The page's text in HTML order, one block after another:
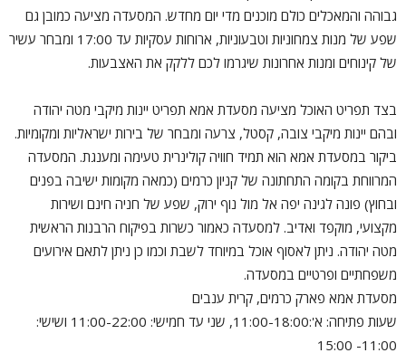
גבוהה והמאכלים כולם מוכנים מדי יום מחדש. המסעדה מציעה כמובן גם
שפע של מנות צמחוניות וטבעוניות, ארוחות עסקיות עד 17:00 ומבחר עשיר
של קינוחים ומנות אחרונות שיגרמו לכם ללקק את האצבעות.
בצד תפריט האוכל מציעה מסעדת אמא תפריט יינות מיקבי מטה יהודה
ובהם יינות מיקבי צובה, קסטל, צרעה ומבחר של בירות ישראליות ומקומיות.
ביקור במסעדת אמא הוא תמיד חוויה קולינרית טעימה ומענגת. המסעדה
המרווחת בקומה התחתונה של קניון כרמים (כמאה מקומות ישיבה בפנים
ובחוץ) פונה לגינה יפה אל מול נוף ירוק, שפע של חניה חינם ושירות
מקצועי, מוקפד ואדיב. למסעדה כאמור כשרות בפיקוח הרבנות הראשית
מטה יהודה. ניתן לאסוף אוכל במיוחד לשבת וכמו כן ניתן לתאם אירועים
משפחתיים ופרטיים במסעדה.
מסעדת אמא פארק כרמים, קרית ענבים
שעות פתיחה: א':11:00-18:00, שני עד חמישי: 11:00-22:00 ושישי:
11:00- 15:00